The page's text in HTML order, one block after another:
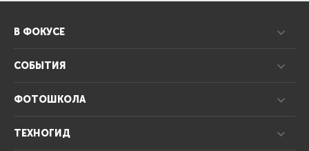
В ФОКУСЕ
СОБЫТИЯ
ФОТОШКОЛА
ТЕХНОГИД